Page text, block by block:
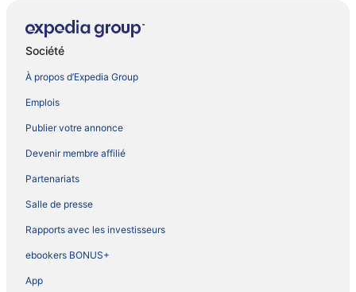
Société
À propos d’Expedia Group
Emplois
Publier votre annonce
Devenir membre affilié
Partenariats
Salle de presse
Rapports avec les investisseurs
ebookers BONUS+
App